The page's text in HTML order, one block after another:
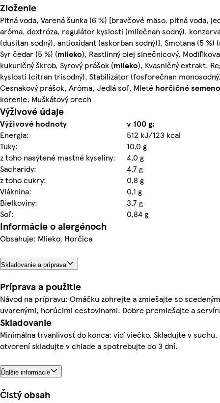
Zloženie
Pitná voda, Varená šunka (6 %) [bravčové mäso, pitná voda,
aróma, dextróza, regulátor kyslosti (mliečnan sodný),
(dusitan sodný), antioxidant (askorban sodný)], Smotana (5 %) (
Syr čedar (5 %) (mlieko), Rastlinný olej slnečnicový,
kukuričný škrob, Syrový prášok (mlieko), Kvasničný extrakt,
kyslosti (citran trisodný), Stabilizátor (fosforečnan
Cesnakový prášok, Aróma, Jedlá soľ, Mleté horčičnésemeno
korenie, Muškátový orech
Výživové údaje
Výživové hodnoty
v 100 g:
Energia:
512 kJ/123 kcal
Tuky:
10,0 g
z toho nasýtené mastné kyseliny:
4,0 g
Sacharidy:
4,7 g
z toho cukry:
0,8 g
Vláknina:
0,1 g
Bielkoviny:
3,7 g
Soľ:
0,84 g
Informácie o alergénoch
Obsahuje: Mlieko, Horčica
Skladovanie a príprava
Príprava a použitie
Návod na prípravu: Omáčku zohrejte a zmiešajte so
uvarenými, horúcimi cestovinami. Dobre premiešajte a
Skladovanie
Minimálna trvanlivosť do konca: viď viečko. Skladujte v suchu.
otvorení skladujte v chlade a spotrebujte do 3 dní.
Ďalšie informácie
Čistý obsah